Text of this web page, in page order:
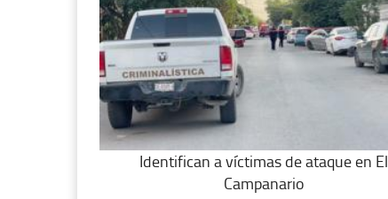
Identifican a víctimas de ataque en El
Campanario